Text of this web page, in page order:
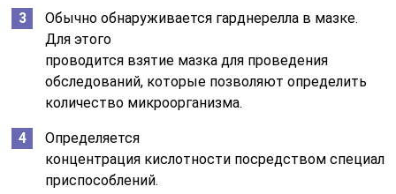
Обычно обнаруживается гарднерелла в мазке.
Для этого
проводится взятие мазка для проведения
обследований, которые позволяют определить
количество микроорганизма.
Определяется
концентрация кислотности посредством
приспособлений.